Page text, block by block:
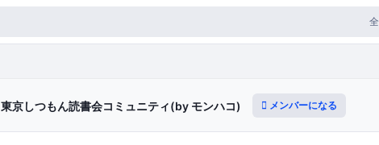
東京しつもん読書会コミュニティ(by モンハコ) メンバーになる